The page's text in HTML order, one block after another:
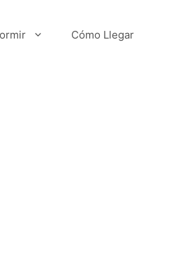
Cómo Llegar